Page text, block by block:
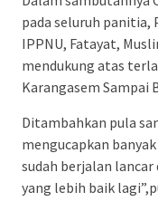
pada seluruh panitia,
IPPNU, Fatayat,
mendukung atas
Karangasem Sampai
Ditambahkan pula
mengucapkan
sudah berjalan
yang lebih baik